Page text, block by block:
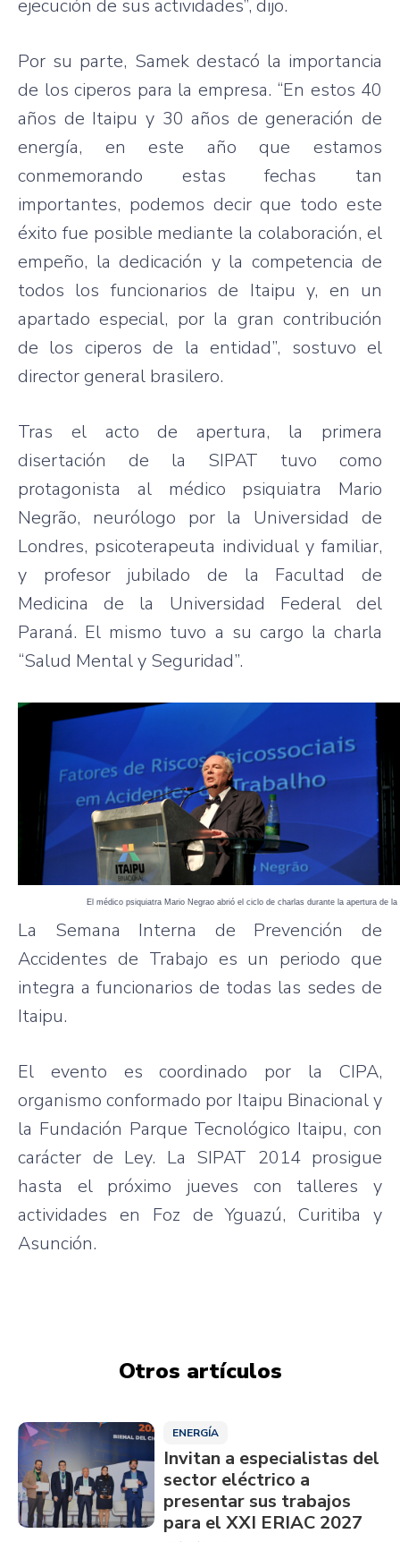
ejecución de sus actividades”, dijo.
Por su parte, Samek destacó la importancia
de los ciperos para la empresa. “En estos 40
años de Itaipu y 30 años de generación de
energía, en este año que estamos
conmemorando estas fechas tan
importantes, podemos decir que todo este
éxito fue posible mediante la colaboración, el
empeño, la dedicación y la competencia de
todos los funcionarios de Itaipu y, en un
apartado especial, por la gran contribución
de los ciperos de la entidad”, sostuvo el
director general brasilero.
Tras el acto de apertura, la primera
disertación de la SIPAT tuvo como
protagonista al médico psiquiatra Mario
Negrão, neurólogo por la Universidad de
Londres, psicoterapeuta individual y familiar,
y profesor jubilado de la Facultad de
Medicina de la Universidad Federal del
Paraná. El mismo tuvo a su cargo la charla
“Salud Mental y Seguridad”.
El médico psiquiatra Mario Negrao abrió el ciclo de charlas durante la apertura de la
La Semana Interna de Prevención de
Accidentes de Trabajo es un periodo que
integra a funcionarios de todas las sedes de
Itaipu.
El evento es coordinado por la CIPA,
organismo conformado por Itaipu Binacional y
la Fundación Parque Tecnológico Itaipu, con
carácter de Ley. La SIPAT 2014 prosigue
hasta el próximo jueves con talleres y
actividades en Foz de Yguazú, Curitiba y
Asunción.
Otros artículos
ENERGÍA
Invitan a especialistas del
sector eléctrico a
presentar sus trabajos
para el XXI ERIAC 2027